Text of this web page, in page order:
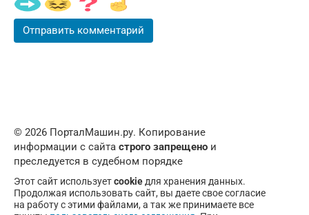
© 2026 ПорталМашин.ру. Копирование
информации с сайта строго запрещено и
преследуется в судебном порядке
Этот сайт используетcookie для хранения данных.
Продолжая использовать сайт, вы даете свое согласие
на работу с этими файлами, а так же принимаете все